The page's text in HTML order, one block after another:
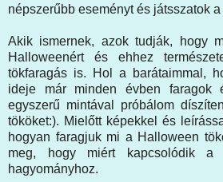
népszerűbb eseményt és játsszatok
Akik ismernek, azok tudják, hogy
Halloweenért és ehhez
tökfaragás is. Hol a barátaimmal,
ideje már minden évben faragok
egyszerű mintával próbálom
tököket:). Mielőtt képekkel és
hogyan faragjuk mi a Halloween
meg, hogy miért kapcsolódik a
hagyományhoz.